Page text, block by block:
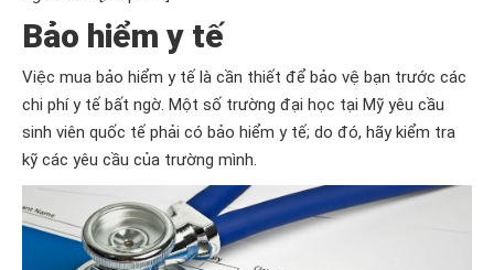
Bảo hiểm y tế
Việc mua bảo hiểm y tế là cần thiết để bảo vệ bạn trước các
chi phí y tế bất ngờ. Một số trường đại học tại Mỹ yêu cầu
sinh viên quốc tế phải có bảo hiểm y tế; do đó, hãy kiểm tra
kỹ các yêu cầu của trường mình.